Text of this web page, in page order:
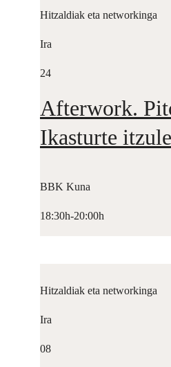
Hitzaldiak eta networkinga
Ira
24
Afterwork.
Ikasturte
BBK Kuna
18:30h-20:00h
Hitzaldiak eta networkinga
Ira
08